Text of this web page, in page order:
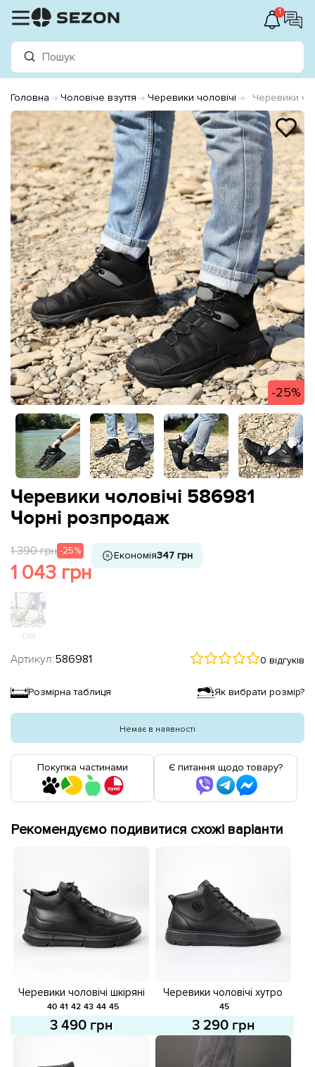
1
Головна Чоловіче взуття Черевики чоловічі Черевики
-25%
Черевики чоловічі 586981
Чорні розпродаж
1 390 грн -25%
1 043 грн
Економія347 грн
СІРІ
Артикул:586981 0 відгуків
Розмірна таблиця Як вибрати розмір?
Немає в наявності
Покупка частинами Є питання щодо товару?
Рекомендуємо подивитися схожі варіанти
Черевики чоловічі шкіряні
584272 Чорні
40 41 42 43 44 45
3 490 грн
Черевики чоловічі хутро
584492 Чорні
45
3 290 грн